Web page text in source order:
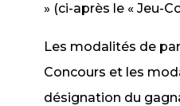
» (ci-après le « Jeu-
Les modalités de
Concours et les
désignation du